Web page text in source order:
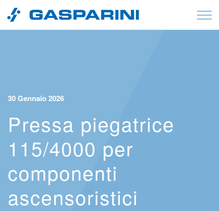
Vai al contenuto
30 Gennaio 2026
Pressa piegatrice
115/4000 per
componenti
ascensoristici